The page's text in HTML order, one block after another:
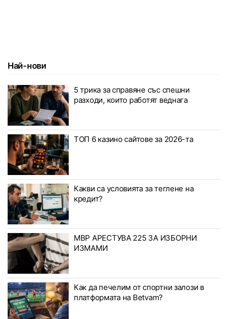
Най-нови
5 трика за справяне със спешни
разходи, които работят веднага
ТОП 6 казино сайтове за 2026-та
Какви са условията за теглене на
кредит?
МВР АРЕСТУВА 225 ЗА ИЗБОРНИ
ИЗМАМИ
Как да печелим от спортни залози в
платформата на Betvam?